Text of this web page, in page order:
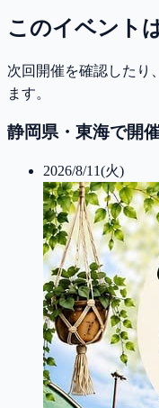
このイベント
次回開催を確認したり
ます。
静岡県・東海で開
2026/8/11(火)